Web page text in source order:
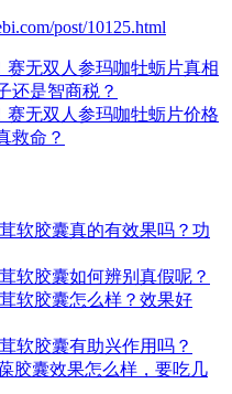
post/10125.html
赛无双人参玛咖牡蛎片真相
还是智商税？
赛无双人参玛咖牡蛎片价格
救命？
软胶囊真的有效果吗？功
软胶囊如何辨别真假呢？
软胶囊怎么样？效果好
软胶囊有助兴作用吗？
胶囊效果怎么样，要吃几